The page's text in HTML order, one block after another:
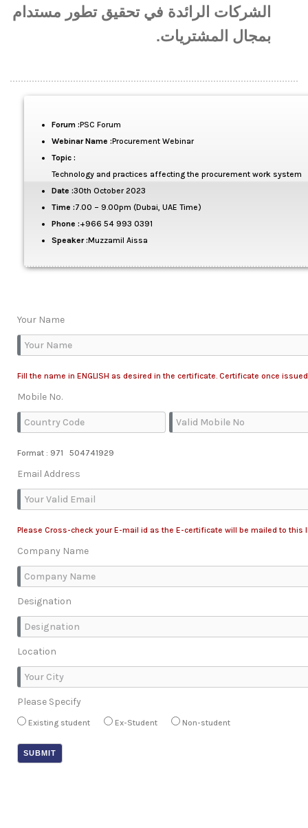
الشركات الرائدة في تحقيق تطور مستدام
بمجال المشتريات.
Forum :PSC Forum
Webinar Name :Procurement Webinar
Topic :
Technology and practices affecting the procurement work system
Date :30th October 2023
Time :7.00 – 9.00pm (Dubai, UAE Time)
Phone :+966 54 993 0391
Speaker :Muzzamil Aissa
Your Name
Fill the name in ENGLISH as desired in the certificate. Certificate once
Mobile No.
Format : 971 504741929
Email Address
Please Cross-check your E-mail id as the E-certificate will be mailed to this
Company Name
Designation
Location
Please Specify
Existing student Ex-Student Non-student